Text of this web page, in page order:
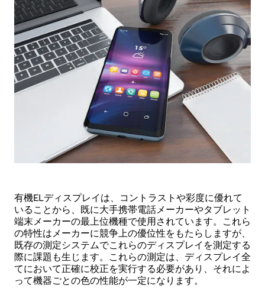
有機ELディスプレイは、コントラストや彩度に優れて
いることから、既に大手携帯電話メーカーやタブレット
端末メーカーの最上位機種で使用されています。これら
の特性はメーカーに競争上の優位性をもたらしますが、
既存の測定システムでこれらのディスプレイを測定する
際に課題も生じます。これらの測定は、ディスプレイ全
てにおいて正確に校正を実行する必要があり、それによ
って機器ごとの色の性能が一定になります。